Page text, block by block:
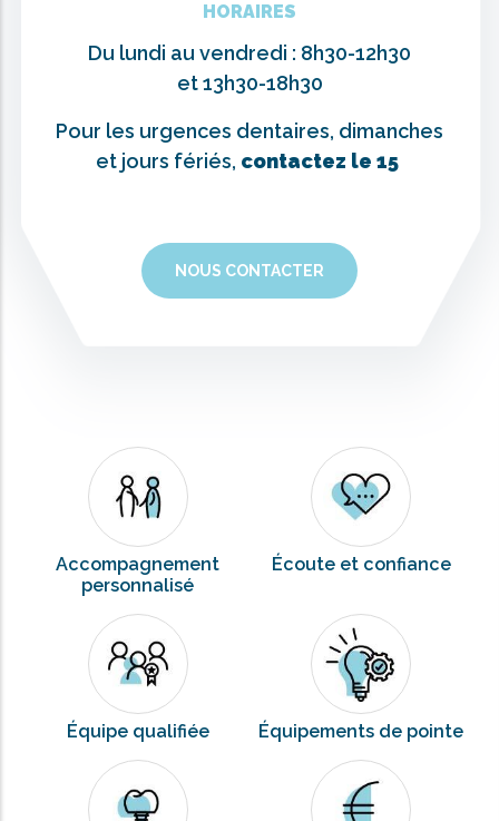
HORAIRES
Du lundi au vendredi : 8h30-12h30
et 13h30-18h30
Pour les urgences dentaires, dimanches
et jours fériés, contactez le 15
NOUS CONTACTER
Accompagnement
personnalisé
Écoute et confiance
Équipe qualifiée Équipements de pointe